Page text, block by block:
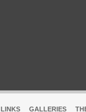
LINKS GALLERIES